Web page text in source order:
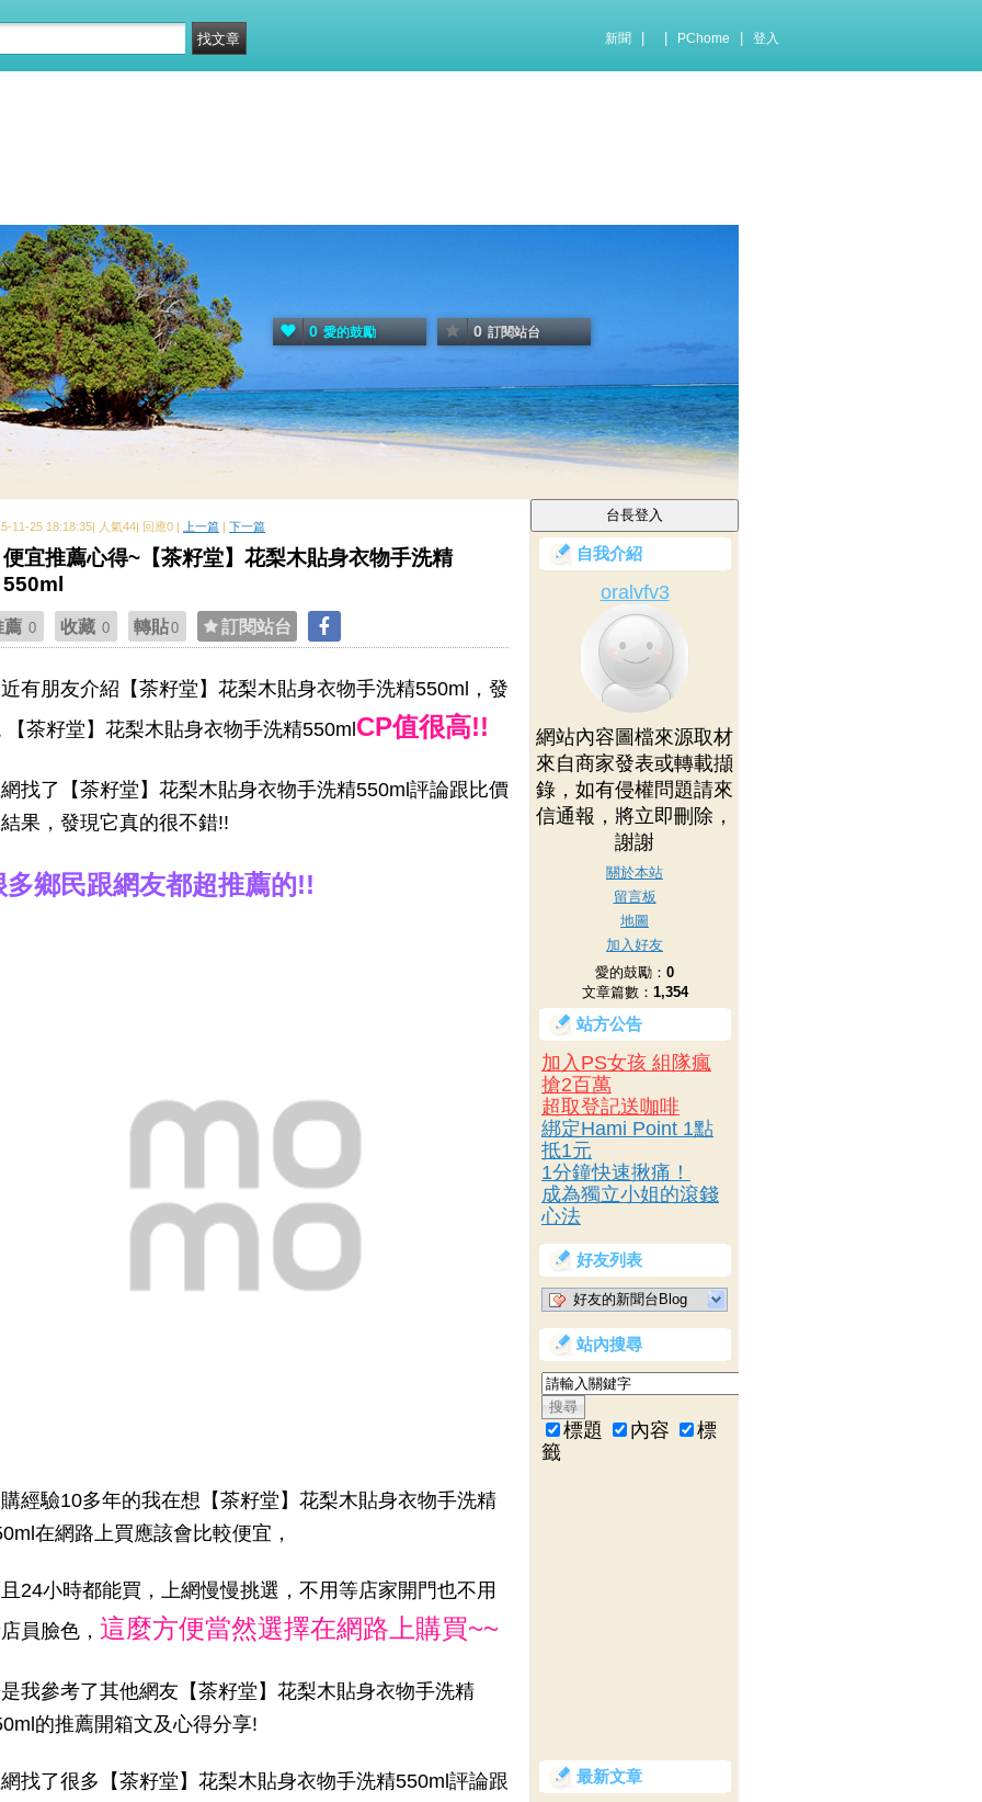
新聞 PChome 登入
0 愛的鼓勵 0 訂閱站台
11-25 18:18:35| 人氣44| 回應0 | 上一篇 | 下一篇
便宜推薦心得~【茶籽堂】花梨木貼身衣物手洗精
550ml
薦 0 收藏 0 轉貼0 訂閱站台
有朋友介紹【茶籽堂】花梨木貼身衣物手洗精550ml，發
【茶籽堂】花梨木貼身衣物手洗精550ml CP值很高!!
找了【茶籽堂】花梨木貼身衣物手洗精550ml評論跟比價
果，發現它真的很不錯!!
多鄉民跟網友都超推薦的!!
經驗10多年的我在想【茶籽堂】花梨木貼身衣物手洗精
在網路上買應該會比較便宜，
24小時都能買，上網慢慢挑選，不用等店家開門也不用
員臉色， 這麼方便當然選擇在網路上購買~~
我參考了其他網友【茶籽堂】花梨木貼身衣物手洗精
的推薦開箱文及心得分享!
找了很多【茶籽堂】花梨木貼身衣物手洗精550ml評論跟
自我介紹
oralvfv3
網站內容圖檔來源取材
來自商家發表或轉載擷
錄，如有侵權問題請來
信通報，將立即刪除，
謝謝
關於本站
留言板
地圖
加入好友
愛的鼓勵： 0
文章篇數： 1,354
站方公告
加入PS女孩 組隊瘋
搶2百萬
超取登記送咖啡
綁定Hami Point 1點
抵1元
1分鐘快速揪痛！
成為獨立小姐的滾錢
心法
好友列表
好友的新聞台Blog
站內搜尋
標題 內容
標
籤
最新文章